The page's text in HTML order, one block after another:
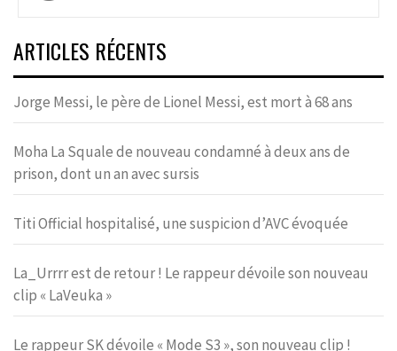
ARTICLES RÉCENTS
Jorge Messi, le père de Lionel Messi, est mort à 68 ans
Moha La Squale de nouveau condamné à deux ans de
prison, dont un an avec sursis
Titi Official hospitalisé, une suspicion d’AVC évoquée
La_Urrrr est de retour ! Le rappeur dévoile son nouveau
clip « LaVeuka »
Le rappeur SK dévoile « Mode S3 », son nouveau clip !